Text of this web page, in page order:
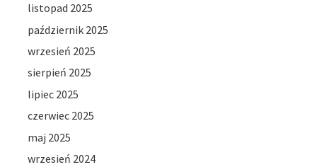
listopad 2025
październik 2025
wrzesień 2025
sierpień 2025
lipiec 2025
czerwiec 2025
maj 2025
wrzesień 2024